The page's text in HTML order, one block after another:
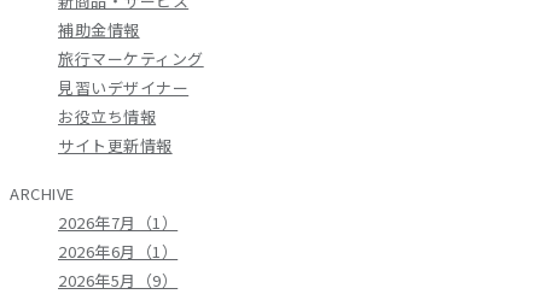
補助金情報
旅行マーケティング
見習いデザイナー
お役立ち情報
サイト更新情報
ARCHIVE
2026年7月（1）
2026年6月（1）
2026年5月（9）